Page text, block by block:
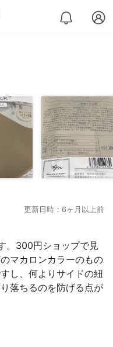
更新日時：6ヶ月以上前
。300円ショップで見
マカロンカラーのもの
し、何よりサイドの紐
落ちるのを防げる点が